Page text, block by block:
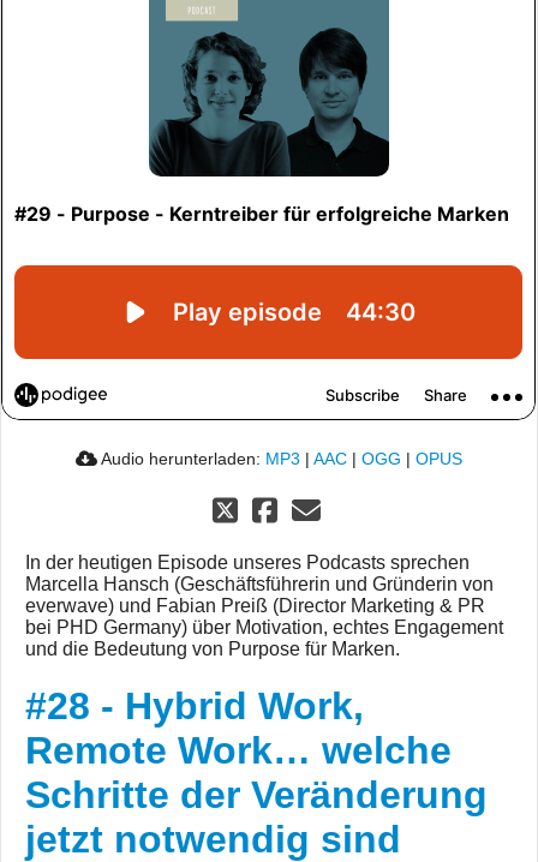
Audio herunterladen: MP3 | AAC | OGG | OPUS
In der heutigen Episode unseres Podcasts sprechen
Marcella Hansch (Geschäftsführerin und Gründerin von
everwave) und Fabian Preiß (Director Marketing & PR
bei PHD Germany) über Motivation, echtes Engagement
und die Bedeutung von Purpose für Marken.
#28 - Hybrid Work,
Remote Work… welche
Schritte der Veränderung
jetzt notwendig sind